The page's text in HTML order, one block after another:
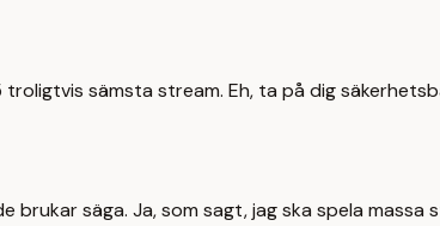
troligtvis sämsta stream. Eh, ta på dig
brukar säga. Ja, som sagt, jag ska spela